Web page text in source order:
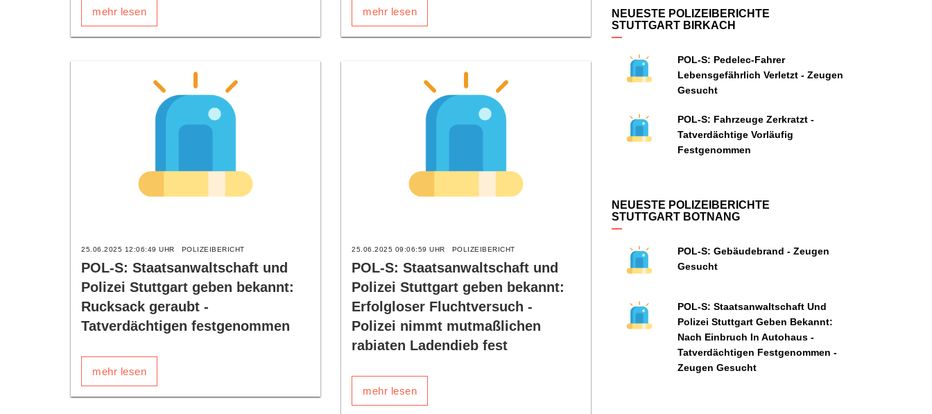
mehr lesen mehr lesen
25.06.2025 12:06:49 UHR POLIZEIBERICHT
POL-S: Staatsanwaltschaft und
Polizei Stuttgart geben bekannt:
Rucksack geraubt -
Tatverdächtigen festgenommen
mehr lesen
25.06.2025 09:06:59 UHR POLIZEIBERICHT
POL-S: Staatsanwaltschaft und
Polizei Stuttgart geben bekannt:
Erfolgloser Fluchtversuch -
Polizei nimmt mutmaßlichen
rabiaten Ladendieb fest
mehr lesen
NEUESTE POLIZEIBERICHTE
STUTTGART BIRKACH
POL-S: Pedelec-Fahrer
Lebensgefährlich Verletzt - Zeugen
Gesucht
POL-S: Fahrzeuge Zerkratzt -
Tatverdächtige Vorläufig
Festgenommen
NEUESTE POLIZEIBERICHTE
STUTTGART BOTNANG
POL-S: Gebäudebrand - Zeugen
Gesucht
POL-S: Staatsanwaltschaft Und
Polizei Stuttgart Geben Bekannt:
Nach Einbruch In Autohaus -
Tatverdächtigen Festgenommen -
Zeugen Gesucht